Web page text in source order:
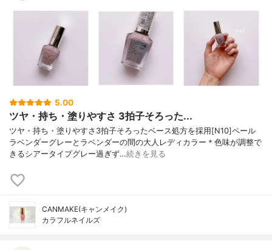
5.00
ツヤ・持ち・塗りやすさ 3拍子そろった...
ツヤ・持ち・塗りやすさ3拍子そろったベース処方を採用[N10]ペール
ラベンダーグレーとラベンダーの間の大人レディカラー＊色味が調整で
きるシアータイプグレー過ぎず…続きを見る
CANMAKE(キャンメイク)
カラフルネイルズ